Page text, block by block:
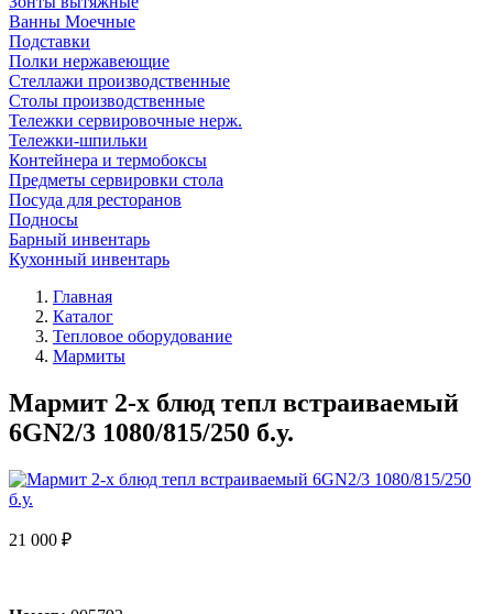
Ванны Моечные
Подставки
Полки нержавеющие
Стеллажи производственные
Столы производственные
Тележки сервировочные нерж.
Тележки-шпильки
Контейнера и термобоксы
Предметы сервировки стола
Посуда для ресторанов
Подносы
Барный инвентарь
Кухонный инвентарь
Главная
Каталог
Тепловое оборудование
Мармиты
Мармит 2-х блюд тепл встраиваемый
6GN2/3 1080/815/250 б.у.
21 000 ₽